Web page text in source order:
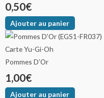
0,50€
Ajouter au panier
Pommes D’Or
1,00€
Ajouter au panier